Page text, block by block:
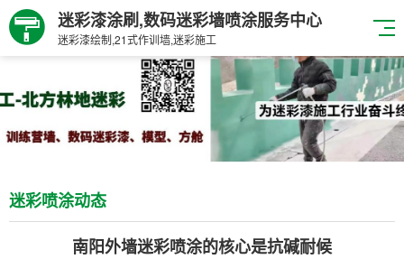
迷彩漆涂刷,数码迷彩墙喷涂服务中心
迷彩漆绘制,21式作训墙,迷彩施工
迷彩喷涂动态
南阳外墙迷彩喷涂的核心是抗碱耐候